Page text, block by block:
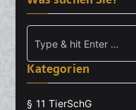
Kategorien
§ 11 TierSchG